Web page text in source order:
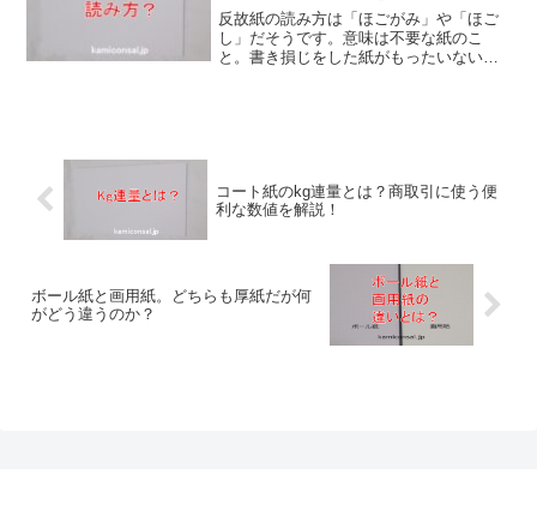
反故紙の読み方は「ほごがみ」や「ほご
し」だそうです。意味は不要な紙のこ
と。書き損じをした紙がもったいないの
コート紙のkg連量とは？商取引に使う便
利な数値を解説！
ボール紙と画用紙。どちらも厚紙だが何
がどう違うのか？